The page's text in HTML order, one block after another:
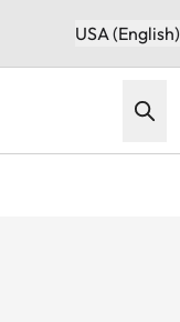
USA (English)